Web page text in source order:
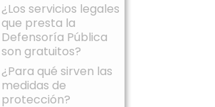
¿Los servicios legales
que presta la
Defensoría Pública
son gratuitos?
¿Para qué sirven las
medidas de
protección?